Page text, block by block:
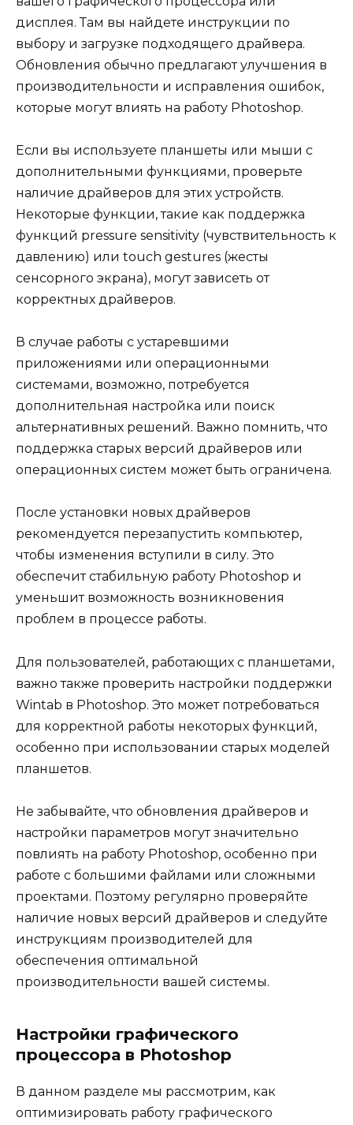
дисплея. Там вы найдете инструкции по
выбору и загрузке подходящего драйвера.
Обновления обычно предлагают улучшения в
производительности и исправления ошибок,
которые могут влиять на работу Photoshop.
Если вы используете планшеты или мыши с
дополнительными функциями, проверьте
наличие драйверов для этих устройств.
Некоторые функции, такие как поддержка
функций pressure sensitivity (чувствительность к
давлению) или touch gestures (жесты
сенсорного экрана), могут зависеть от
корректных драйверов.
В случае работы с устаревшими
приложениями или операционными
системами, возможно, потребуется
дополнительная настройка или поиск
альтернативных решений. Важно помнить, что
поддержка старых версий драйверов или
операционных систем может быть ограничена.
После установки новых драйверов
рекомендуется перезапустить компьютер,
чтобы изменения вступили в силу. Это
обеспечит стабильную работу Photoshop и
уменьшит возможность возникновения
проблем в процессе работы.
Для пользователей, работающих с планшетами,
важно также проверить настройки поддержки
Wintab в Photoshop. Это может потребоваться
для корректной работы некоторых функций,
особенно при использовании старых моделей
планшетов.
Не забывайте, что обновления драйверов и
настройки параметров могут значительно
повлиять на работу Photoshop, особенно при
работе с большими файлами или сложными
проектами. Поэтому регулярно проверяйте
наличие новых версий драйверов и следуйте
инструкциям производителей для
обеспечения оптимальной
производительности вашей системы.
Настройки графического
процессора в Photoshop
В данном разделе мы рассмотрим, как
оптимизировать работу графического